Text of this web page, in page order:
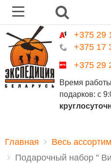
+375 29
+375 17
+375 29
Время
подарков: с
Главная Весь
Подарочный набор "